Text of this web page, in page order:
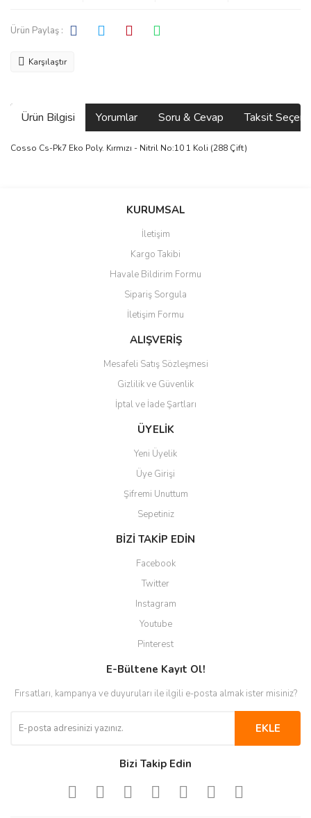
Ürün Paylaş :
Karşılaştır
Ürün Bilgisi Yorumlar Soru & Cevap Taksit
Cosso Cs-Pk7 Eko Poly. Kırmızı - Nitril No:10 1 Koli (288 Çift)
Bu ürüne ilk yorumu siz yapın!
Ürün hakkında henüz soru sorulmamış.
Ürün resmi kalitesiz, bozuk veya görüntülenemiyor.
Ürün açıklamasında eksik bilgiler bulunuyor.
Ürün bilgilerinde hatalar bulunuyor.
Ürün fiyatı diğer sitelerden daha pahalı.
Bu ürüne benzer farklı alternatifler olmalı.
Gönder
KURUMSAL
İletişim
Kargo Takibi
Havale Bildirim Formu
Sipariş Sorgula
İletişim Formu
ALIŞVERİŞ
Mesafeli Satış Sözleşmesi
Gizlilik ve Güvenlik
İptal ve İade Şartları
ÜYELİK
Yeni Üyelik
Üye Girişi
Şifremi Unuttum
Sepetiniz
BİZİ TAKİP EDİN
Facebook
Twitter
Instagram
Youtube
Pinterest
E-Bültene Kayıt Ol!
Fırsatları, kampanya ve duyuruları ile ilgili e-posta almak ister misiniz?
EKLE
Bizi Takip Edin